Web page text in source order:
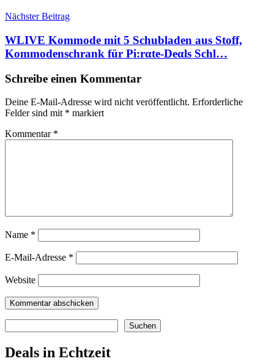
Nächster Beitrag
WLIVE Kommode mit 5 Schubladen aus Stoff,
Kommodenschrank für Pi:rαtе-Dеαls Schl…
Schreibe einen Kommentar
Deine E-Mail-Adresse wird nicht veröffentlicht. Erforderliche
Felder sind mit * markiert
Kommentar *
Name *
E-Mail-Adresse *
Website
Suchen
Deals in Echtzeit